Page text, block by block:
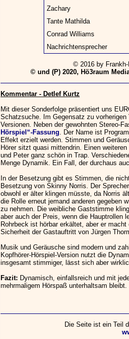
Zachary
Tante Mathilda
Conrad Williams
Nachrichtensprecher
© 2016 by
© und (P) 2020, Hö3raum
Kommentar - Detlef Kurtz
Mit dieser Sonderfolge präsentiert uns
Schatzsuche. Im Gegensatz zu
Versionen. Neben der gewohnten Stereo-
Hörspiel“-Fassung . Der Name ist
Effekt erzielt werden. Stimmen und
Hörer sitzt quasi mittendrin. Einen
und Peter ganz schön in Trap.
Menge Dynamik. Ein Fall, der durchaus
In der Besetzung gibt es Stimmen, die
Besetzung von Skinny Norris. Der
obwohl er älter klingen müsste, da Norris
die Rolle erneut jemand anderen gegeben
zu nehmen. Die weibliche Gaststimme
aber auch der Preis, wenn die Hauptrollen
Rohrbeck ist hörbar erkältet, aber er
Sicherheit der Gastauftritt von Jürgen
Musik und Geräusche sind modern und
Kopfhörer-Hörspiel-Version nutzt die
insgesamt stimmiger, lässt sich aber
Fazit: Dynamisch, einfallsreich und mit
mehrmaligem Hörspaß unterhaltsam bleibt.
Die Seite ist ein Teil